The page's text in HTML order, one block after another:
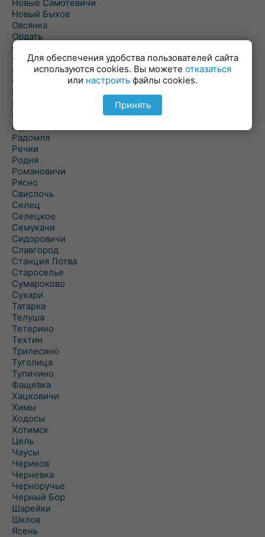
Новые Самотевичи
Новый Быхов
Овсянка
Ордать
Ореховка
Осиновка
Осиповичи
Осово
Павловичи
Паршино
Петуховка
Пудовня
Радомля
Речки
Родня
Романовичи
Рясно
Свислочь
Селец
Селецкое
Семукачи
Сидоровичи
Славгород
Станция Лотва
Староселье
Сумароково
Сухари
Татарка
Телуша
Тетерино
Техтин
Трилесино
Туголица
Тупичино
Фащевка
Хацковичи
Химы
Ходосы
Хотимск
Цель
Чаусы
Чериков
Черневка
Черноручье
Черный Бор
Шарейки
Шклов
Ясень
Для обеспечения удобства пользователей сайта
используются cookies. Вы можете отказаться
или настроить файлы cookies.
Принять